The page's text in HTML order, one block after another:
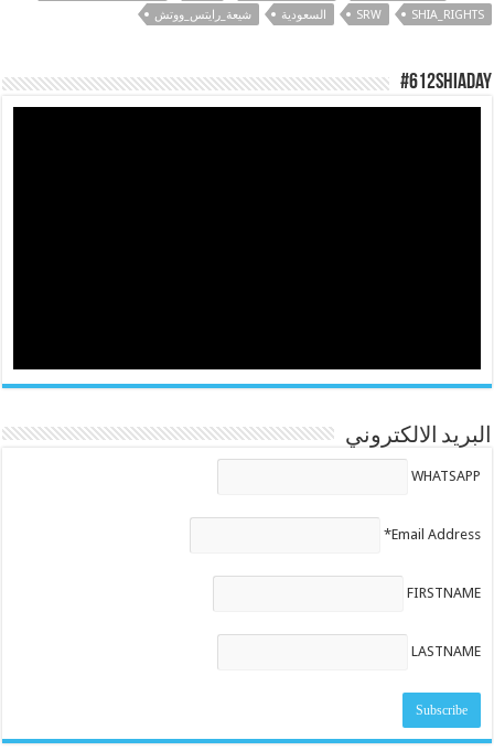
SHIA_RIGHTS
SRW السعودية شيعة_رايتس_ووتش
#612ShiaDay
البريد الالكتروني
WHATSAPP
Email Address*
FIRSTNAME
LASTNAME